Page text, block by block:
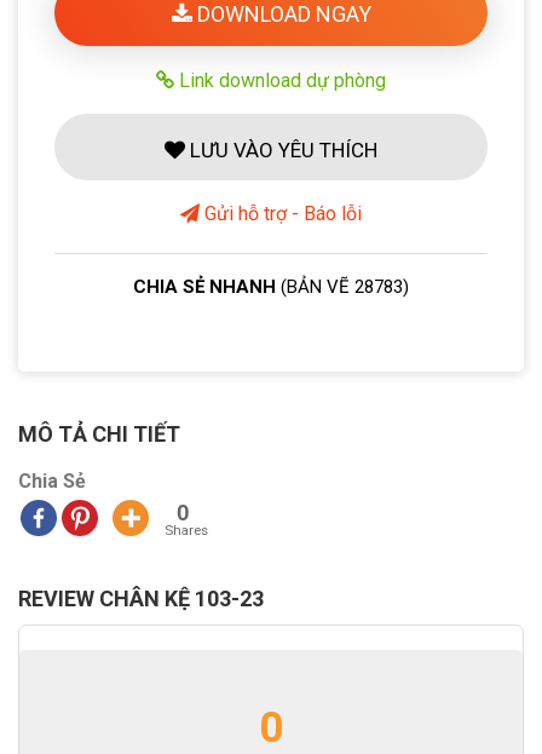
DOWNLOAD NGAY
Link download dự phòng
LƯU VÀO YÊU THÍCH
Gửi hỗ trợ - Báo lỗi
CHIA SẺ NHANH (BẢN VẼ 28783)
MÔ TẢ CHI TIẾT
Chia Sẻ
0
Shares
REVIEW CHÂN KỆ 103-23
0